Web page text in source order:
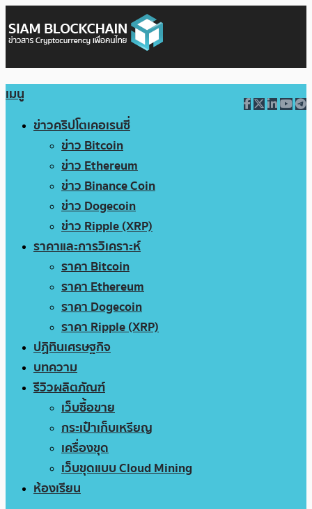
เมนู
ข่าวคริปโตเคอเรนซี่
ข่าว Bitcoin
ข่าว Ethereum
ข่าว Binance Coin
ข่าว Dogecoin
ข่าว Ripple (XRP)
ราคาและการวิเคราะห์
ราคา Bitcoin
ราคา Ethereum
ราคา Dogecoin
ราคา Ripple (XRP)
ปฏิทินเศรษฐกิจ
บทความ
รีวิวผลิตภัณฑ์
เว็บซื้อขาย
กระเป๋าเก็บเหรียญ
เครื่องขุด
เว็บขุดแบบ Cloud Mining
ห้องเรียน